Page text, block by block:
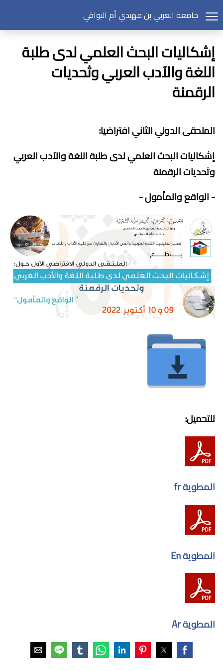
جامعة العربي بن مهيدي أم البواقي
إشكاليات البحث العلمي لدى طلبة
اللغة والآدب العربي وثحديات
الرقمنة
الملحقى الدولي الثاني افتراضيا:
إشكاليات البحث العلمي لدى طلبة اللغة والآدب العربي
وثحديات الرقمنة
- الواقع والمأمول -
للتحميل:
المطوية fr
المطوية En
المطوية Ar